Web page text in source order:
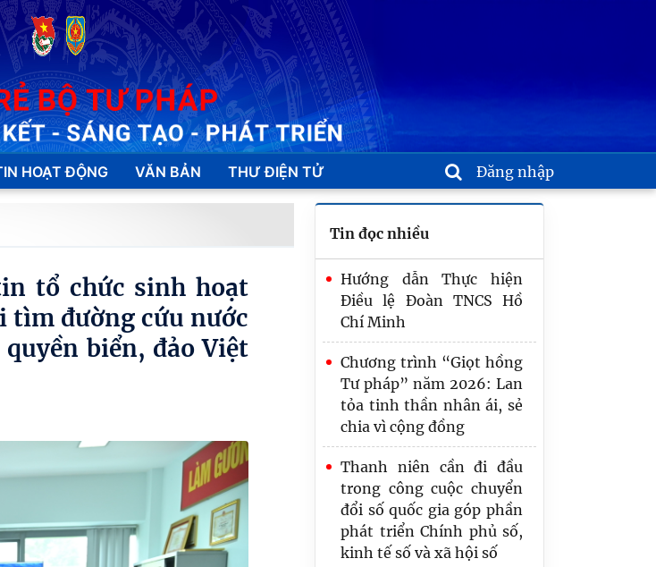
HOẠT ĐỘNG VĂN BẢN THƯ ĐIỆN TỬ Đăng nhập
tổ chức sinh hoạt
tìm đường cứu nước
biển, đảo Việt
Tin đọc nhiều
Hướng dẫn Thực hiện
Điều lệ Đoàn TNCS Hồ
Chí Minh
Chương trình “Giọt hồng
Tư pháp” năm 2026: Lan
tỏa tinh thần nhân ái, sẻ
chia vì cộng đồng
Thanh niên cần đi đầu
trong công cuộc chuyển
đổi số quốc gia góp phần
phát triển Chính phủ số,
kinh tế số và xã hội số
Chương trình “Giọt hồng
Tư pháp” năm 2026: Lan
tỏa tinh thần nhân ái, sẻ
chia vì cộng đồng
Viện Chiến lược và Khoa
học pháp lý tri ân người
có công, các anh hùng,
liệt sĩ tại tỉnh Bắc Ninh
Tuổi trẻ Bộ Tư pháp tri ân